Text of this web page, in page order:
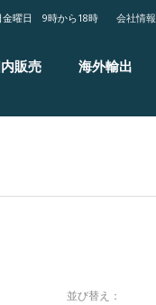
会社情報
金曜日 9時から18時
販売 海外輸出
並び替え：